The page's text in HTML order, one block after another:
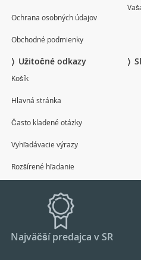
Ochrana osobných údajov
Obchodné podmienky
Užitočné odkazy
Košík
Hlavná stránka
Často kladené otázky
Vyhľadávacie výrazy
Rozšírené hľadanie
Najväčší predajca v SR